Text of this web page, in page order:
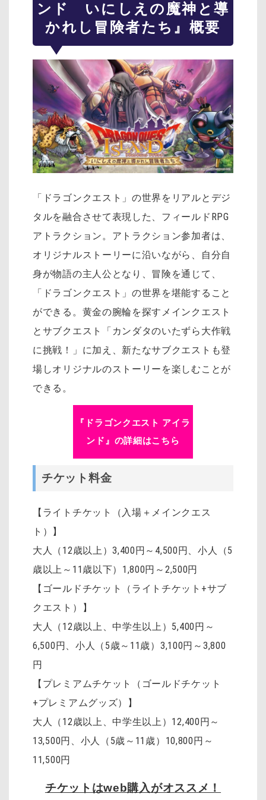
ンド いにしえの魔神と導
かれし冒険者たち』概要
「ドラゴンクエスト」の世界をリアルとデジ
タルを融合させて表現した、フィールドRPG
アトラクション。アトラクション参加者は、
オリジナルストーリーに沿いながら、自分自
身が物語の主人公となり、冒険を通じて、
「ドラゴンクエスト」の世界を堪能すること
ができる。黄金の腕輪を探すメインクエスト
とサブクエスト「カンダタのいたずら大作戦
に挑戦！」に加え、新たなサブクエストも登
場しオリジナルのストーリーを楽しむことが
できる。
『ドラゴンクエスト アイラ
ンド』の詳細はこちら
チケット料金
【ライトチケット（入場＋メインクエス
ト）】
大人（12歳以上）3,400円～4,500円、小人（5
歳以上～11歳以下）1,800円～2,500円
【ゴールドチケット（ライトチケット+サブ
クエスト）】
大人（12歳以上、中学生以上）5,400円～
6,500円、小人（5歳～11歳）3,100円～3,800
円
【プレミアムチケット（ゴールドチケット
+プレミアムグッズ）】
大人（12歳以上、中学生以上）12,400円～
13,500円、小人（5歳～11歳）10,800円～
11,500円
チケットはweb購入がオススメ！